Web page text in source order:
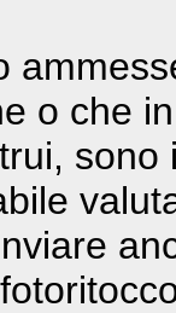
o che